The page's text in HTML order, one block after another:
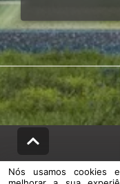
Nós usamos cookies